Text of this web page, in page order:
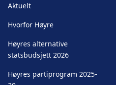
Aktuelt
Hvorfor Høyre
Høyres alternative
statsbudsjett 2026
Høyres partiprogram 2025-